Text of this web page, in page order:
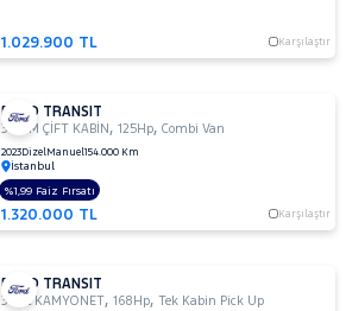
1.029.900 TL Karşılaştır
FORD TRANSIT
350 M ÇİFT KABİN ,125Hp,Combi Van
2023DizelManuel154.000 Km
İstanbul
1.320.000 TL Karşılaştır
%1,99 Faiz Fırsatı
FORD TRANSIT
350L KAMYONET,168Hp,Tek Kabin Pick Up